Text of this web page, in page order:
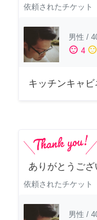
依頼されたチケット
男性 /
sentiment_satisfied 4 sentiment_neutral
キッチンキャビ
ありがとうござ
依頼されたチケット
男性 /